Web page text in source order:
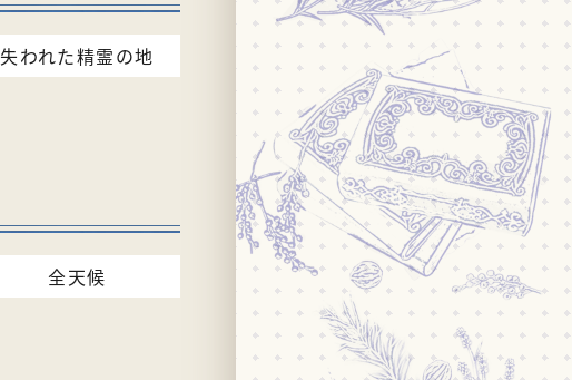
失われた精霊の地
全天候